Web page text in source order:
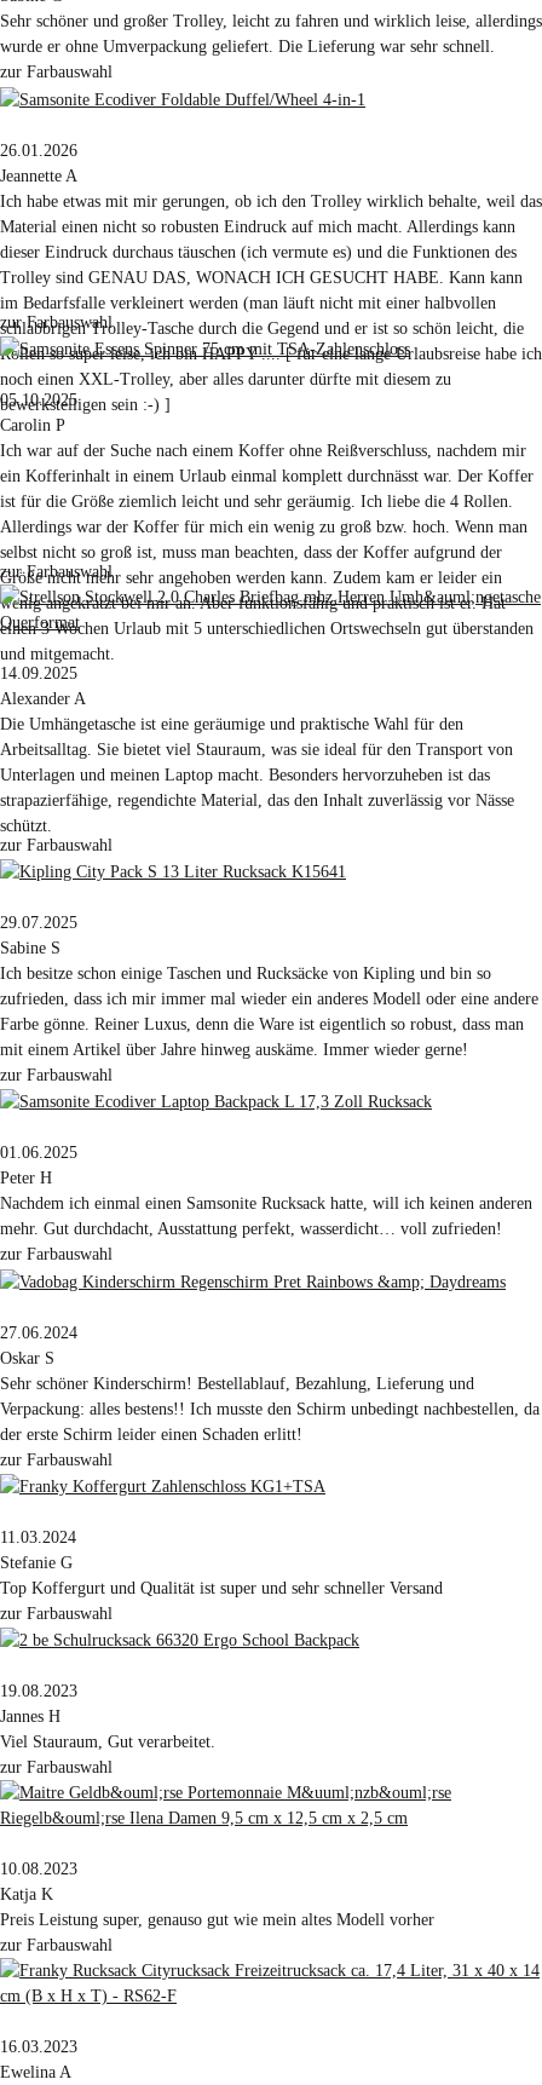
Sehr schöner und großer Trolley, leicht zu fahren und wirklich leise, allerdings
wurde er ohne Umverpackung geliefert. Die Lieferung war sehr schnell.
zur Farbauswahl
26.01.2026
Jeannette A
Ich habe etwas mit mir gerungen, ob ich den Trolley wirklich behalte, weil das
Material einen nicht so robusten Eindruck auf mich macht. Allerdings kann
dieser Eindruck durchaus täuschen (ich vermute es) und die Funktionen des
Trolley sind GENAU DAS, WONACH ICH GESUCHT HABE. Kann kann
im Bedarfsfalle verkleinert werden (man läuft nicht mit einer halbvollen
schlabbrigen Trolley-Tasche durch die Gegend und er ist so schön leicht, die
Rollen so super leise, ich bin HAPPY .... [ für eine lange Urlaubsreise habe ich
noch einen XXL-Trolley, aber alles darunter dürfte mit diesem zu
bewerkstelligen sein :-) ]
zur Farbauswahl
05.10.2025
Carolin P
Ich war auf der Suche nach einem Koffer ohne Reißverschluss, nachdem mir
ein Kofferinhalt in einem Urlaub einmal komplett durchnässt war. Der Koffer
ist für die Größe ziemlich leicht und sehr geräumig. Ich liebe die 4 Rollen.
Allerdings war der Koffer für mich ein wenig zu groß bzw. hoch. Wenn man
selbst nicht so groß ist, muss man beachten, dass der Koffer aufgrund der
Größe nicht mehr sehr angehoben werden kann. Zudem kam er leider ein
wenig angekratzt bei mir an. Aber funktionsfähig und praktisch ist er. Hat
einen 3 Wochen Urlaub mit 5 unterschiedlichen Ortswechseln gut überstanden
und mitgemacht.
zur Farbauswahl
14.09.2025
Alexander A
Die Umhängetasche ist eine geräumige und praktische Wahl für den
Arbeitsalltag. Sie bietet viel Stauraum, was sie ideal für den Transport von
Unterlagen und meinen Laptop macht. Besonders hervorzuheben ist das
strapazierfähige, regendichte Material, das den Inhalt zuverlässig vor Nässe
schützt.
zur Farbauswahl
29.07.2025
Sabine S
Ich besitze schon einige Taschen und Rucksäcke von Kipling und bin so
zufrieden, dass ich mir immer mal wieder ein anderes Modell oder eine andere
Farbe gönne. Reiner Luxus, denn die Ware ist eigentlich so robust, dass man
mit einem Artikel über Jahre hinweg auskäme. Immer wieder gerne!
zur Farbauswahl
01.06.2025
Peter H
Nachdem ich einmal einen Samsonite Rucksack hatte, will ich keinen anderen
mehr. Gut durchdacht, Ausstattung perfekt, wasserdicht… voll zufrieden!
zur Farbauswahl
27.06.2024
Oskar S
Sehr schöner Kinderschirm! Bestellablauf, Bezahlung, Lieferung und
Verpackung: alles bestens!! Ich musste den Schirm unbedingt nachbestellen, da
der erste Schirm leider einen Schaden erlitt!
zur Farbauswahl
11.03.2024
Stefanie G
Top Koffergurt und Qualität ist super und sehr schneller Versand
zur Farbauswahl
19.08.2023
Jannes H
Viel Stauraum, Gut verarbeitet.
zur Farbauswahl
10.08.2023
Katja K
Preis Leistung super, genauso gut wie mein altes Modell vorher
zur Farbauswahl
16.03.2023
Ewelina A